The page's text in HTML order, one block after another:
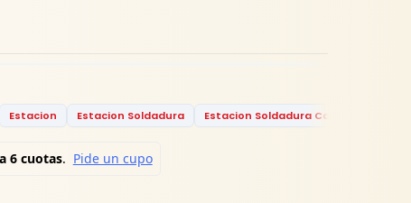
Estacion Estacion Soldadura Estacion Soldadura Colombia